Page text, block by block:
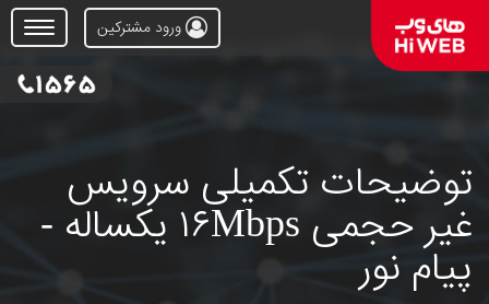
Open
Menu
ورود مشترکین
توضیحات تکمیلی سرویس
غیر حجمی ۱۶Mbps یکساله -
پیام نور